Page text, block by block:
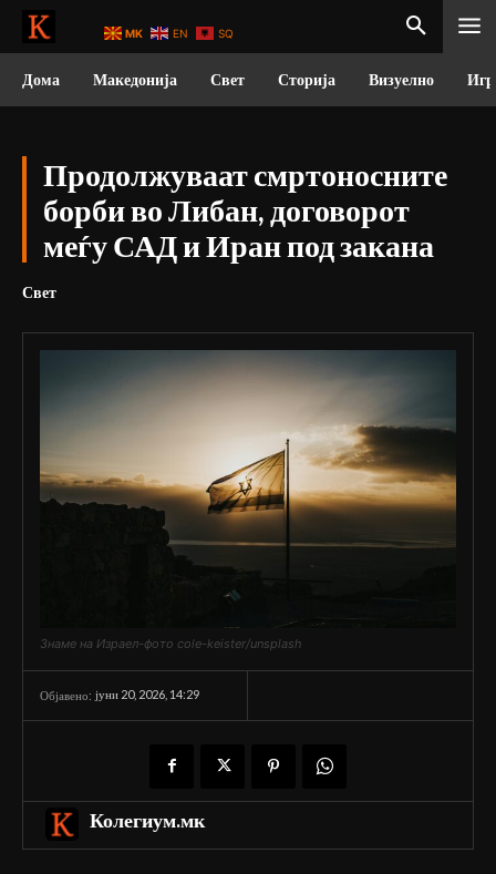
Дома Македонија Свет Сторија Визуелно
Продолжуваат смртоносните
борби во Либан, договорот
меѓу САД и Иран под закана
Свет
Знаме на Израел-фото cole-keister/unsplash
Објавено: јуни 20, 2026, 14:29
Колегиум.мк
MK EN SQ